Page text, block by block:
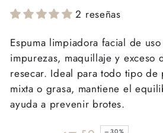
2 reseñas
Espuma limpiadora facial de
impurezas, maquillaje y exceso
resecar. Ideal para todo tipo de
mixta o grasa, mantiene el
ayuda a prevenir brotes.